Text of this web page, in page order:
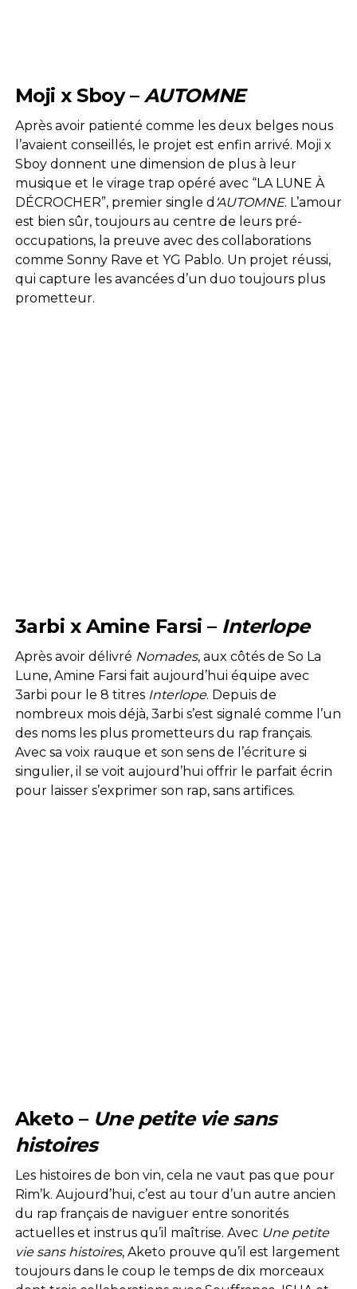
Moji x Sboy – AUTOMNE
Après avoir patienté comme les deux belges nous
l’avaient conseillés, le projet est enfin arrivé. Moji x
Sboy donnent une dimension de plus à leur
musique et le virage trap opéré avec “LA LUNE À
DÉCROCHER”, premier single d ‘AUTOMNE. L’amour
est bien sûr, toujours au centre de leurs pré-
occupations, la preuve avec des collaborations
comme Sonny Rave et YG Pablo. Un projet réussi,
qui capture les avancées d’un duo toujours plus
prometteur.
3arbi x Amine Farsi – Interlope
Après avoir délivré Nomades, aux côtés de So La
Lune, Amine Farsi fait aujourd’hui équipe avec
3arbi pour le 8 titres Interlope. Depuis de
nombreux mois déjà, 3arbi s’est signalé comme l’un
des noms les plus prometteurs du rap français.
Avec sa voix rauque et son sens de l’écriture si
singulier, il se voit aujourd’hui offrir le parfait écrin
pour laisser s’exprimer son rap, sans artifices.
Aketo – Une petite vie sans
histoires
Les histoires de bon vin, cela ne vaut pas que pour
Rim’k. Aujourd’hui, c’est au tour d’un autre ancien
du rap français de naviguer entre sonorités
actuelles et instrus qu’il maîtrise. Avec Une petite
vie sans histoires, Aketo prouve qu’il est largement
toujours dans le coup le temps de dix morceaux